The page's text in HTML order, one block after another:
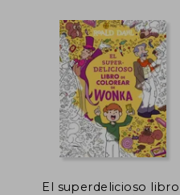
$ 23.46
El superdelicioso libro